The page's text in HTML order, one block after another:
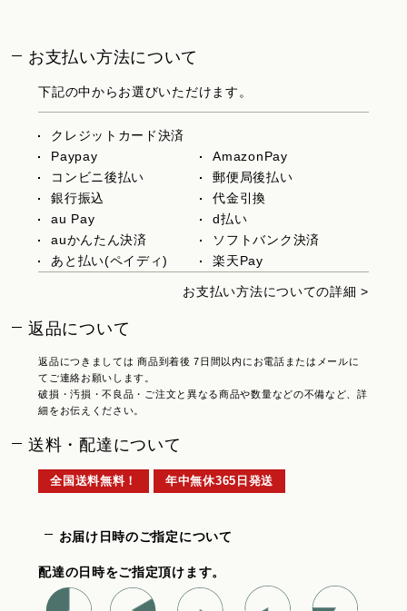
お支払い方法について
下記の中からお選びいただけます。
クレジットカード決済
Paypay
AmazonPay
コンビニ後払い
郵便局後払い
銀行振込
代金引換
au Pay
d払い
auかんたん決済
ソフトバンク決済
あと払い(ペイディ)
楽天Pay
お支払い方法についての詳細 >
返品について
返品につきましては 商品到着後 7日間以内にお電話またはメールに
てご連絡お願いします。
破損・汚損・不良品・ご注文と異なる商品や数量などの不備など、詳
細をお伝えください。
送料・配達について
全国送料無料！ 年中無休365日発送
お届け日時のご指定について
配達の日時をご指定頂けます。